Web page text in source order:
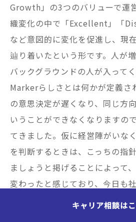
Growth」の3つのバリューで運
織変化の中で「Excellent」「
など意図的に変化を促進し、現
辿り着いたという形です。人が
バックグラウンドの人が入って
Markerらしさとは何かが定義さ
の意思決定が遅くなり、同じ方
いうことができなくなりますの
てきました。仮に経営陣がいな
を判断するときは、こっちの指
ましょうと掲げることによって
変わったと感じており、今日も
くGoodのクオリティだと思う
キャリア相談は